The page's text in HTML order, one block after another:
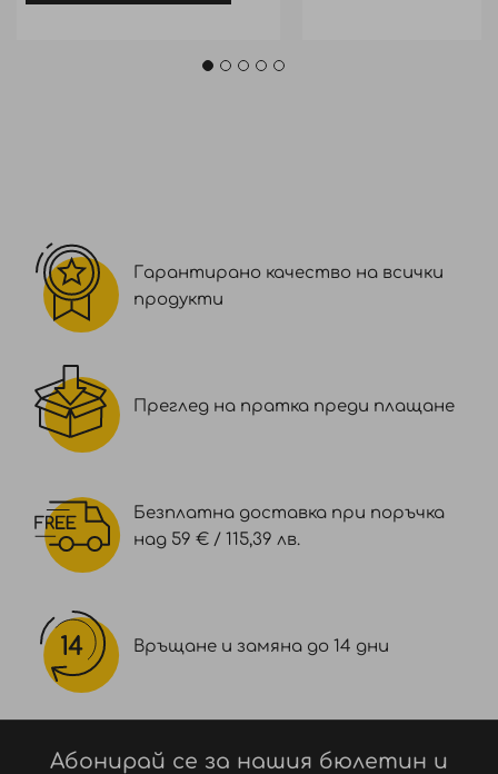
Гарантирано качество на всички
продукти
Преглед на пратка преди плащане
Безплатна доставка при поръчка
над 59 € / 115,39 лв.
Връщане и замяна до 14 дни
Абонирай се за нашия бюлетин и